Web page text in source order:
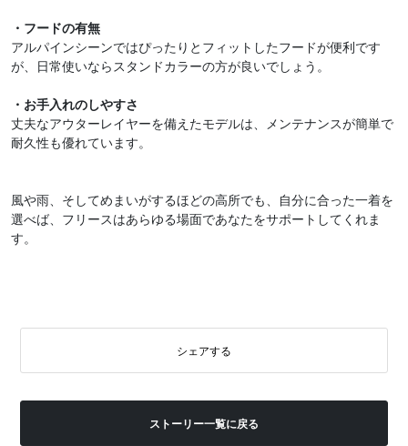
・フードの有無
アルパインシーンではぴったりとフィットしたフードが便利です
が、日常使いならスタンドカラーの方が良いでしょう。
・お手入れのしやすさ
丈夫なアウターレイヤーを備えたモデルは、メンテナンスが簡単で
耐久性も優れています。
風や雨、そしてめまいがするほどの高所でも、自分に合った一着を
選べば、フリースはあらゆる場面であなたをサポートしてくれま
す。
シェアする
ストーリー一覧に戻る